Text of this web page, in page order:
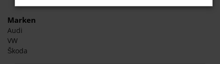
Marken
Audi
VW
Škoda